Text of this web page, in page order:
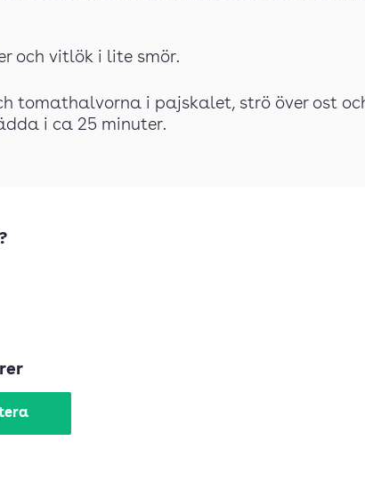
och vitlök i lite smör.
tomathalvorna i pajskalet, strö över ost
i ca 25 minuter.